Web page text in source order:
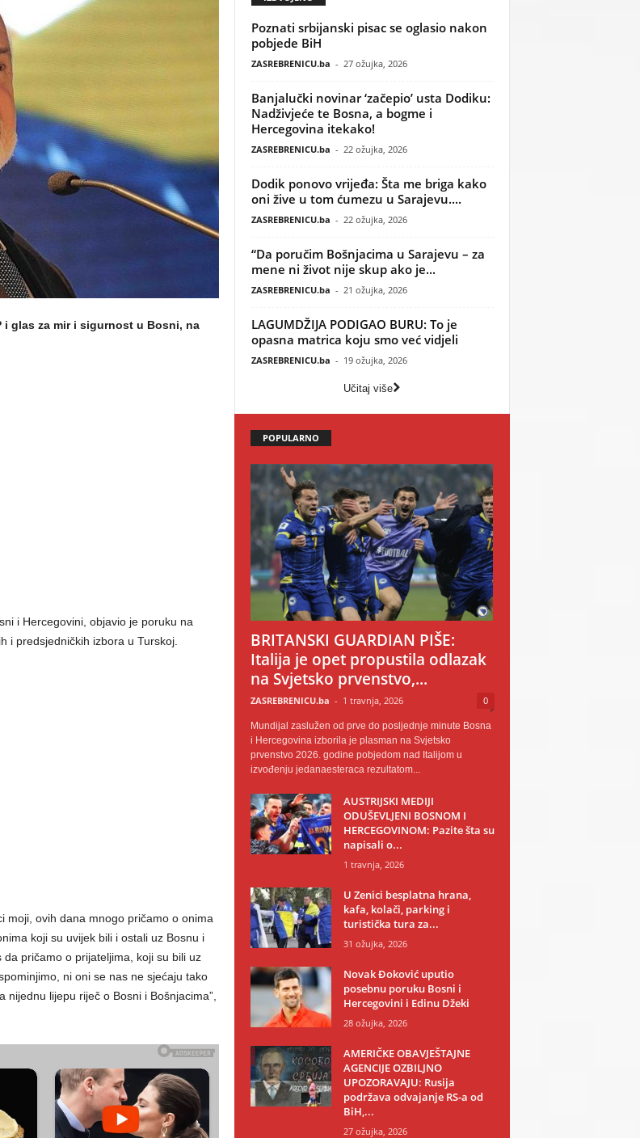
i glas za mir i sigurnost u Bosni, na
i Hercegovini, objavio je poruku na
i predsjedničkih izbora u Turskoj.
moji, ovih dana mnogo pričamo o onima
koji su uvijek bili i ostali uz Bosnu i
pričamo o prijateljima, koji su bili uz
ni oni se nas ne sjećaju tako
lijepu riječ o Bosni i Bošnjacima”,
Poznati srbijanski pisac se oglasio nakon
pobjede BiH
ZASREBRENICU.ba - 27 ožujka, 2026
Banjalučki novinar ‘začepio’ usta Dodiku:
Nadživjeće te Bosna, a bogme i
Hercegovina itekako!
ZASREBRENICU.ba - 22 ožujka, 2026
Dodik ponovo vrijeđa: Šta me briga kako
oni žive u tom ćumezu u Sarajevu....
ZASREBRENICU.ba - 22 ožujka, 2026
“Da poručim Bošnjacima u Sarajevu – za
mene ni život nije skup ako je...
ZASREBRENICU.ba - 21 ožujka, 2026
LAGUMDŽIJA PODIGAO BURU: To je
opasna matrica koju smo već vidjeli
ZASREBRENICU.ba - 19 ožujka, 2026
Učitaj više
POPULARNO
BRITANSKI GUARDIAN PIŠE:
Italija je opet propustila odlazak
na Svjetsko prvenstvo,...
ZASREBRENICU.ba - 1 travnja, 2026 0
Mundijal zaslužen od prve do posljednje minute Bosna
i Hercegovina izborila je plasman na Svjetsko
prvenstvo 2026. godine pobjedom nad Italijom u
izvođenju jedanaesteraca rezultatom...
AUSTRIJSKI MEDIJI
ODUŠEVLJENI BOSNOM I
HERCEGOVINOM: Pazite šta su
napisali o...
1 travnja, 2026
U Zenici besplatna hrana,
kafa, kolači, parking i
turistička tura za...
31 ožujka, 2026
Novak Đoković uputio
posebnu poruku Bosni i
Hercegovini i Edinu Džeki
28 ožujka, 2026
AMERIČKE OBAVJEŠTAJNE
AGENCIJE OZBILJNO
UPOZORAVAJU: Rusija
podržava odvajanje RS-a od
BiH,...
27 ožujka, 2026